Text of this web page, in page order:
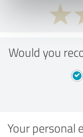
Would you
Your personal